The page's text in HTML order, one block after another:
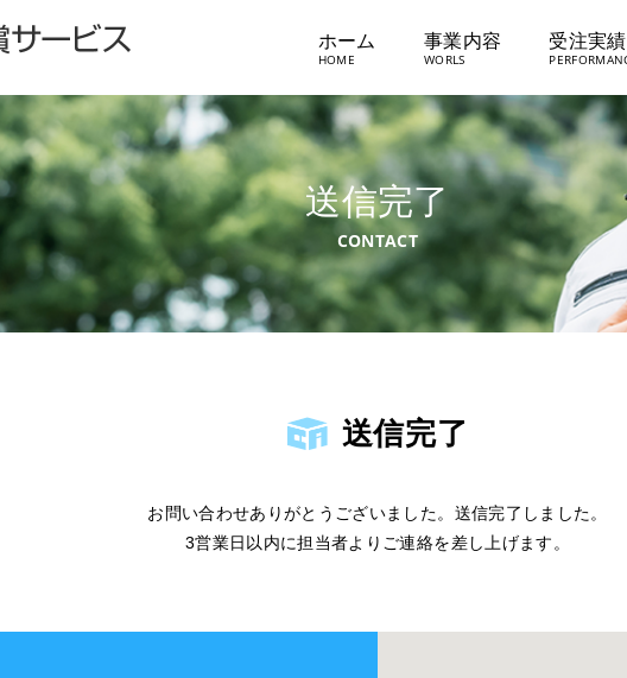
ホーム 事業内容 受注実績
送信完了
送信完了
お問い合わせありがとうございました。送信完了しました。
3営業日以内に担当者よりご連絡を差し上げます。